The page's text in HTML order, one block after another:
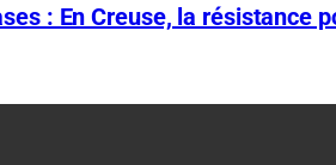
: En Creuse, la résistance